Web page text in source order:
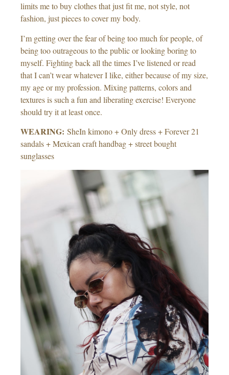
limits me to buy clothes that just fit me, not style, not
fashion, just pieces to cover my body.
I’m getting over the fear of being too much for people, of
being too outrageous to the public or looking boring to
myself. Fighting back all the times I’ve listened or read
that I can’t wear whatever I like, either because of my size,
my age or my profession. Mixing patterns, colors and
textures is such a fun and liberating exercise! Everyone
should try it at least once.
WEARING: SheIn kimono + Only dress + Forever 21
sandals + Mexican craft handbag + street bought
sunglasses